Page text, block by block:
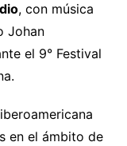
, con música
Johan
el 9° Festival
en el ámbito de